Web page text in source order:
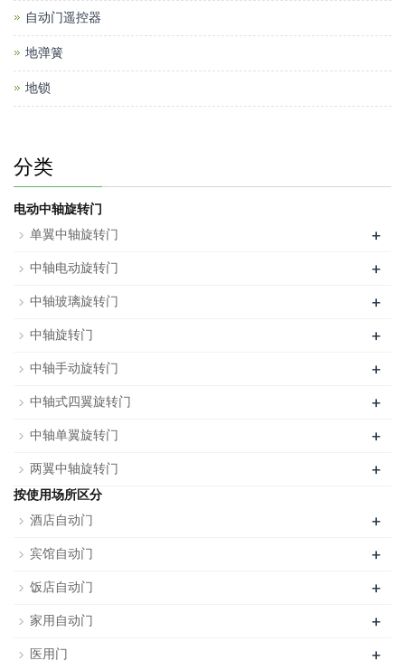
自动门遥控器
地弹簧
地锁
分类
电动中轴旋转门
单翼中轴旋转门
+
中轴电动旋转门 +
中轴玻璃旋转门 +
中轴旋转门 +
中轴手动旋转门 +
中轴式四翼旋转门 +
中轴单翼旋转门 +
两翼中轴旋转门 +
按使用场所区分
酒店自动门
+
宾馆自动门 +
饭店自动门 +
家用自动门 +
医用门 +